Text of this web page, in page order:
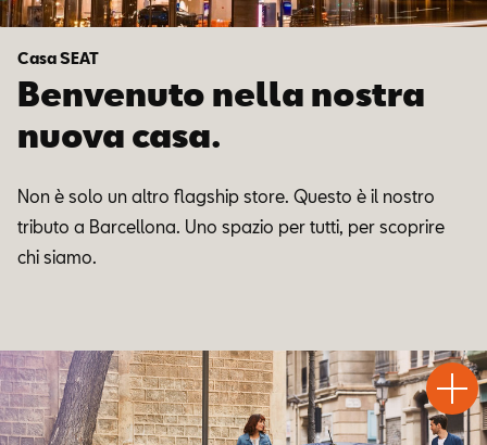
Casa SEAT
Benvenuto nella nostra
nuova casa.
Non è solo un altro flagship store. Questo è il nostro
tributo a Barcellona. Uno spazio per tutti, per scoprire
chi siamo.
Test
Drive
Chiama